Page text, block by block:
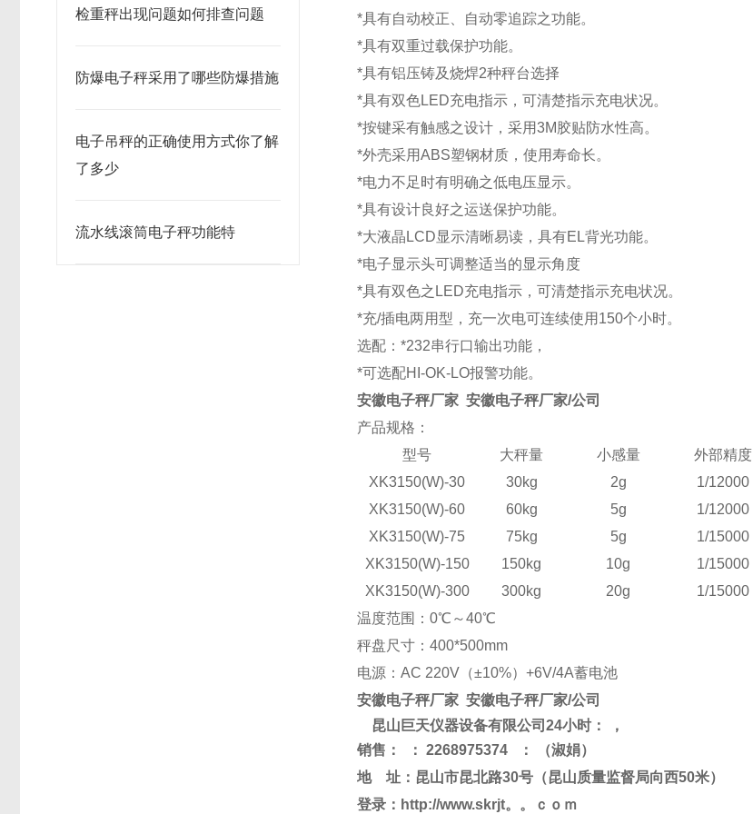
检重秤出现问题如何排查问题
防爆电子秤采用了哪些防爆措施
电子吊秤的正确使用方式你了解
了多少
流水线滚筒电子秤功能特
*具有自动校正、自动零追踪之功能。
*具有双重过载保护功能。
*具有铝压铸及烧焊2种秤台选择
*具有双色LED充电指示，可清楚指示充电状况。
*按键采有触感之设计，采用3M胶贴防水性高。
*外壳采用ABS塑钢材质，使用寿命长。
*电力不足时有明确之低电压显示。
*具有设计良好之运送保护功能。
*大液晶LCD显示清晰易读，具有EL背光功能。
*电子显示头可调整适当的显示角度
*具有双色之LED充电指示，可清楚指示充电状况。
*充/插电两用型，充一次电可连续使用150个小时。
选配：*232串行口输出功能，
*可选配HI-OK-LO报警功能。
安徽电子秤厂家 安徽电子秤厂家/公司
产品规格：
型号
大秤量 小感量
外部精度
XK3150(W)-30
30kg 2g
1/12000
XK3150(W)-60
60kg 5g
1/12000
XK3150(W)-75
75kg 5g
1/15000
XK3150(W)-150
150kg 10g
1/15000
XK3150(W)-300
300kg 20g
1/15000
温度范围：0℃～40℃
秤盘尺寸：400*500mm
电源：AC 220V（±10%）+6V/4A蓄电池
安徽电子秤厂家 安徽电子秤厂家/公司
昆山巨天仪器设备有限公司24小时： ，
销售：
：2268975374 ：
（淑娟）
地 址：昆山市昆北路30号（昆山质量监督局向西50米）
登录： http://www.skrjt。。ｃｏｍ